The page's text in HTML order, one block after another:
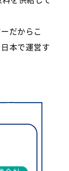
だからこ
本で運営す